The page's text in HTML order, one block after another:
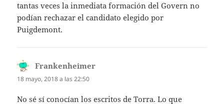
tantas veces la inmediata formación del Govern no
podían rechazar el candidato elegido por
Puigdemont.
Frankenheimer
18 mayo, 2018 a las 22:50
No sé sí conocían los escritos de Torra. Lo que